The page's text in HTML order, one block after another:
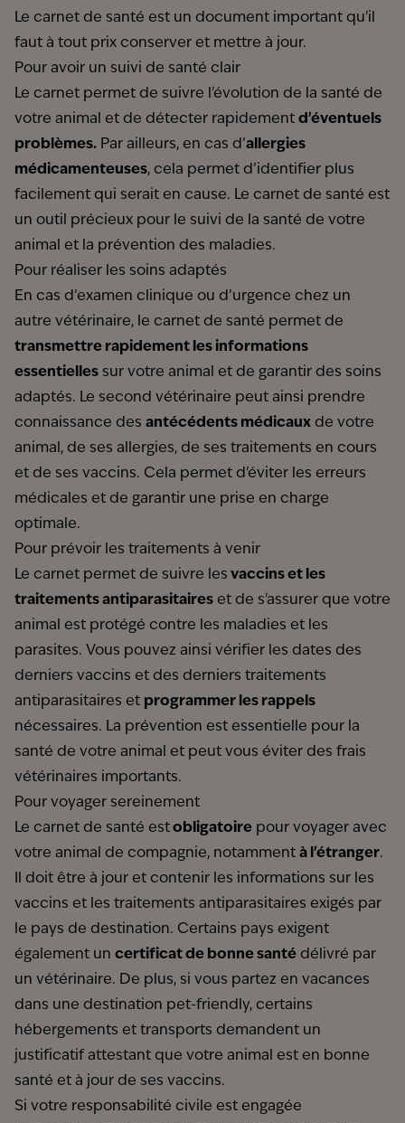
Le carnet de santé est un document important qu'il
faut à tout prix conserver et mettre à jour.
Pour avoir un suivi de santé clair
Le carnet permet de suivre l'évolution de la santé de
votre animal et de détecter rapidement d'éventuels
problèmes. Par ailleurs, en cas d’allergies
médicamenteuses, cela permet d’identifier plus
facilement qui serait en cause. Le carnet de santé est
un outil précieux pour le suivi de la santé de votre
animal et la prévention des maladies.
Pour réaliser les soins adaptés
En cas d’examen clinique ou d’urgence chez un
autre vétérinaire, le carnet de santé permet de
transmettre rapidement les informations
essentielles sur votre animal et de garantir des soins
adaptés. Le second vétérinaire peut ainsi prendre
connaissance des antécédents médicaux de votre
animal, de ses allergies, de ses traitements en cours
et de ses vaccins. Cela permet d'éviter les erreurs
médicales et de garantir une prise en charge
optimale.
Pour prévoir les traitements à venir
Le carnet permet de suivre les vaccins et les
traitements antiparasitaires et de s'assurer que votre
animal est protégé contre les maladies et les
parasites. Vous pouvez ainsi vérifier les dates des
derniers vaccins et des derniers traitements
antiparasitaires et programmer les rappels
nécessaires. La prévention est essentielle pour la
santé de votre animal et peut vous éviter des frais
vétérinaires importants.
Pour voyager sereinement
Le carnet de santé estobligatoire pour voyager avec
votre animal de compagnie, notamment à l'étranger.
Il doit être à jour et contenir les informations sur les
vaccins et les traitements antiparasitaires exigés par
le pays de destination. Certains pays exigent
également un certificat de bonne santé délivré par
un vétérinaire. De plus, si vous partez en vacances
dans une destination pet-friendly, certains
hébergements et transports demandent un
justificatif attestant que votre animal est en bonne
santé et à jour de ses vaccins.
Si votre responsabilité civile est engagée